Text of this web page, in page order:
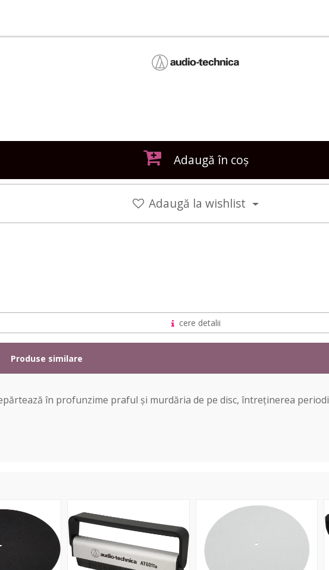
Adaugă în coș
Adaugă la wishlist
cere detalii
Produse similare
în profunzime praful și murdăria de pe disc, întreținerea
Record
Brush
anti-
static
White